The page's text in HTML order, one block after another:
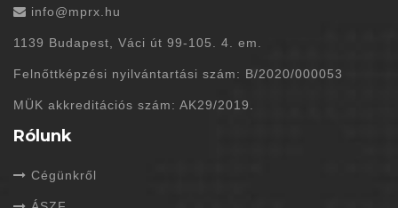
info@mprx.hu
1139 Budapest, Váci út 99-105. 4. em.
Felnőttképzési nyilvántartási szám: B/2020/000053
MÜK akkreditációs szám: AK29/2019.
Rólunk
Cégünkről